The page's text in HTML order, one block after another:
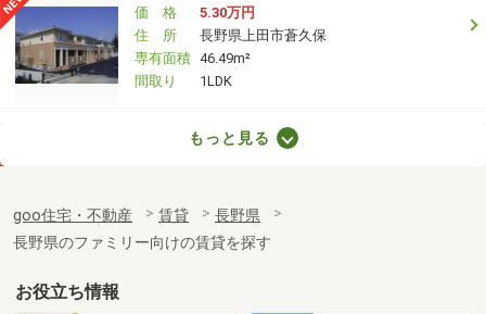
価 格
5.30万円
住 所
長野県上田市蒼久保
専有面積 46.49m²
間取り
1LDK
長野県松本市浅間温泉２
専有面積
20.81m²
間取り
1K
長野県松本市小屋北１丁目
もっと見る
goo住宅・不動産 賃貸
長野県
長野県のファミリー向けの賃貸を探す
お役立ち情報